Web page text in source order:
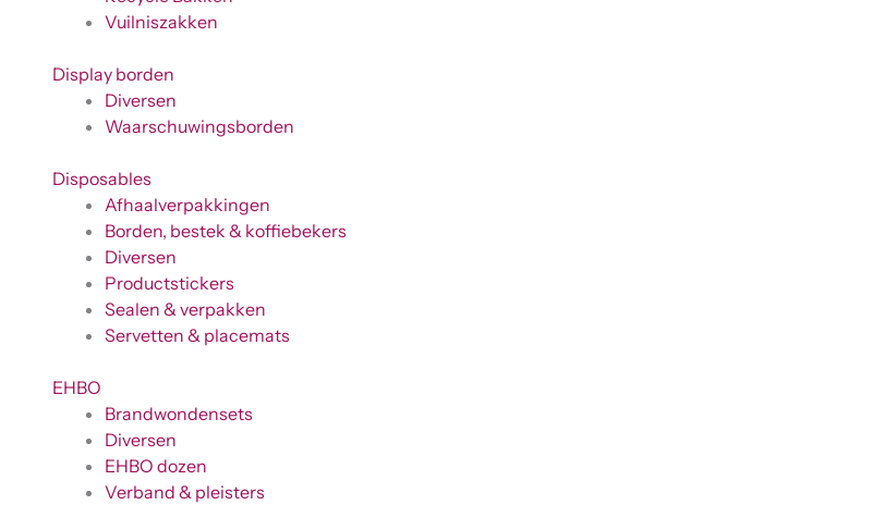
Vuilniszakken
Display borden
Diversen
Waarschuwingsborden
Disposables
Afhaalverpakkingen
Borden, bestek & koffiebekers
Diversen
Productstickers
Sealen & verpakken
Servetten & placemats
EHBO
Brandwondensets
Diversen
EHBO dozen
Verband & pleisters